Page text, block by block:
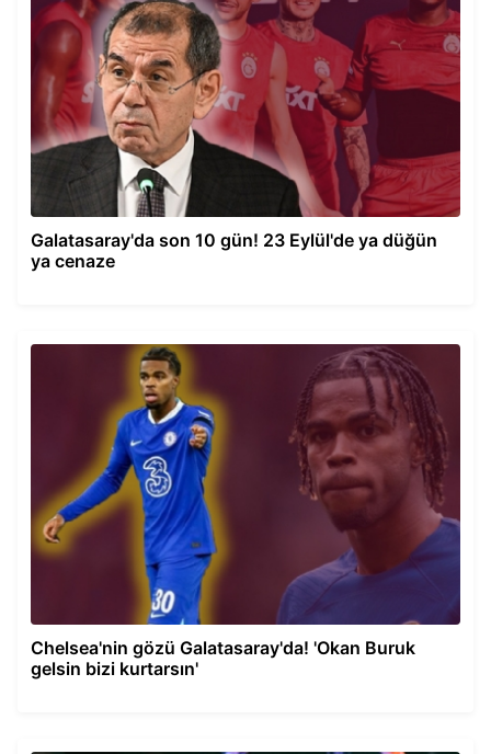
Galatasaray'da son 10 gün! 23 Eylül'de ya düğün
ya cenaze
Chelsea'nin gözü Galatasaray'da! 'Okan Buruk
gelsin bizi kurtarsın'